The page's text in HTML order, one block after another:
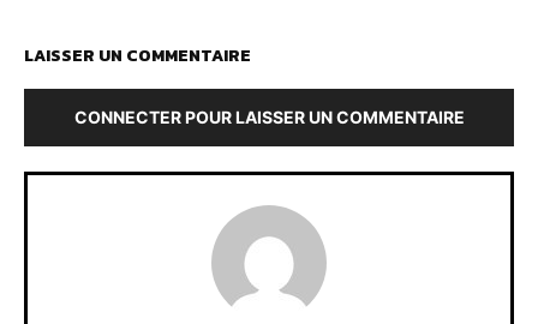
LAISSER UN COMMENTAIRE
CONNECTER POUR LAISSER UN COMMENTAIRE